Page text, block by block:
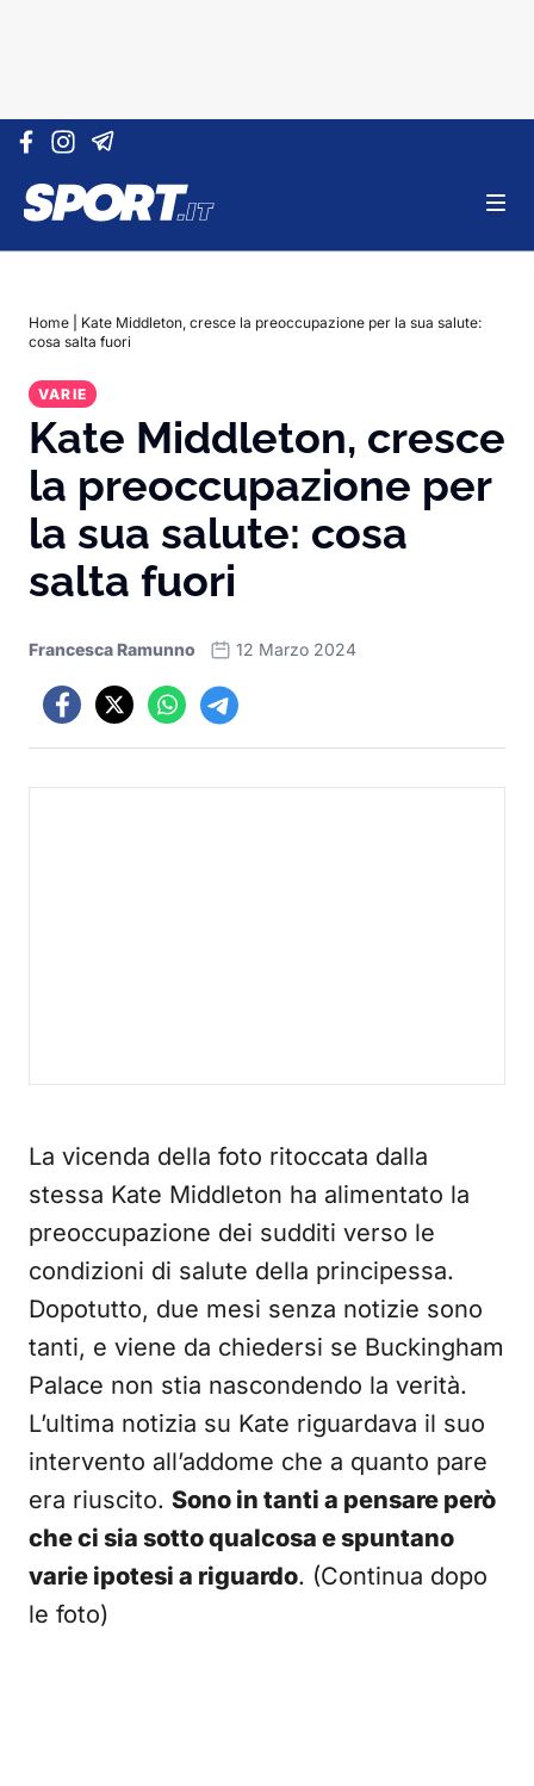
Vai al contenuto
Home
Kate Middleton, cresce la preoccupazione per la sua salute:
cosa salta fuori
VARIE
Kate Middleton, cresce
la preoccupazione per
la sua salute: cosa
salta fuori
Francesca Ramunno 12 Marzo 2024
La vicenda della foto ritoccata dalla
stessa Kate Middleton ha alimentato la
preoccupazione dei sudditi verso le
condizioni di salute della principessa.
Dopotutto, due mesi senza notizie sono
tanti, e viene da chiedersi se Buckingham
Palace non stia nascondendo la verità.
L’ultima notizia su Kate riguardava il suo
intervento all’addome che a quanto pare
era riuscito. Sono in tanti a pensare però
che ci sia sotto qualcosa e spuntano
varie ipotesi a riguardo. (Continua dopo
le foto)